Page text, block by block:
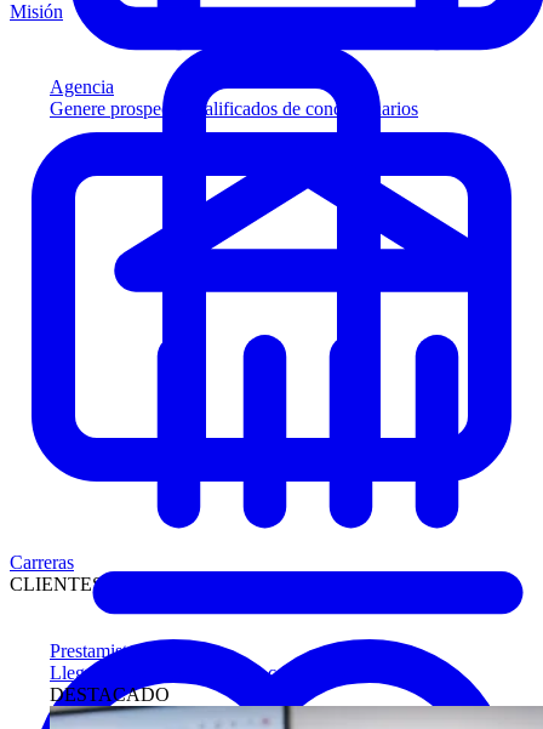
Agencia
Genere prospectos calificados de concesionarios
Prestamistas
Llegue antes a compradores calificados
DESTACADO
Misión
Carreras
CLIENTES